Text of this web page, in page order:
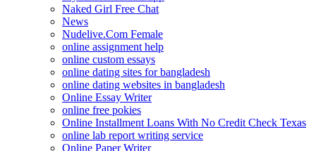
Naked Girl Free Chat
News
Nudelive.Com Female
online assignment help
online custom essays
online dating sites for bangladesh
online dating websites in bangladesh
Online Essay Writer
online free pokies
Online Installment Loans With No Credit Check Texas
online lab report writing service
Online Paper Writer